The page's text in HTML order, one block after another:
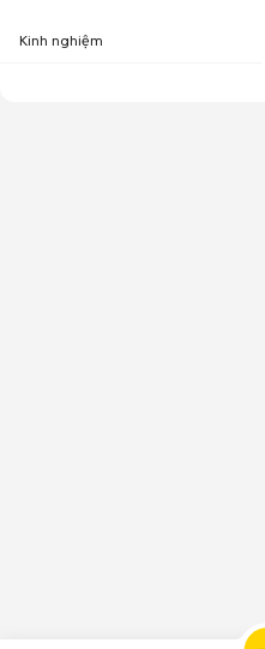
Kinh nghiệm